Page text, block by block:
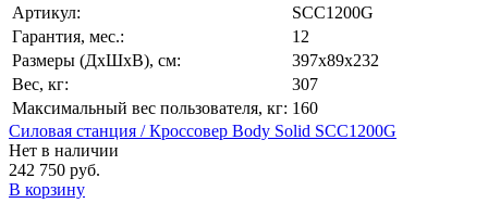
Артикул:
SCC1200G
Гарантия, мес.:
12
Размеры (ДхШхВ), см:
397х89х232
Вес, кг:
307
Максимальный вес пользователя, кг: 160
Силовая станция / Кроссовер Body Solid SCC1200G
Нет в наличии
242 750 руб.
В корзину